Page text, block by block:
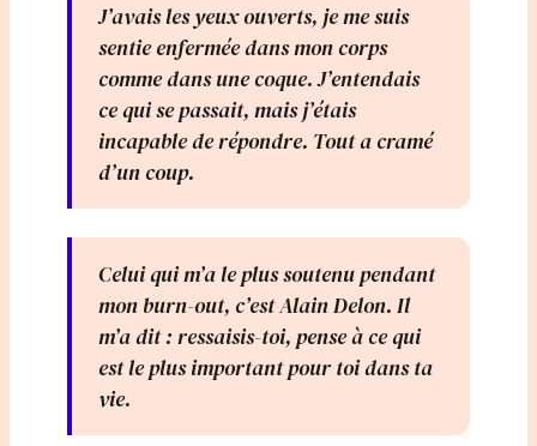
J’avais les yeux ouverts, je me suis
sentie enfermée dans mon corps
comme dans une coque. J’entendais
ce qui se passait, mais j’étais
incapable de répondre. Tout a cramé
d’un coup.
Celui qui m’a le plus soutenu pendant
mon burn-out, c’est Alain Delon. Il
m’a dit : ressaisis-toi, pense à ce qui
est le plus important pour toi dans ta
vie.